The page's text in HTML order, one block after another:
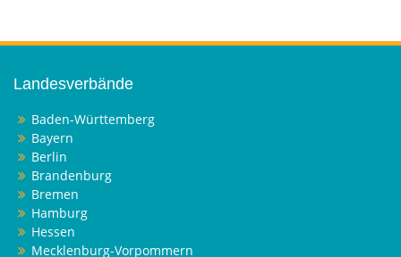
Landesverbände
Baden-Württemberg
Bayern
Berlin
Brandenburg
Bremen
Hamburg
Hessen
Mecklenburg-Vorpommern